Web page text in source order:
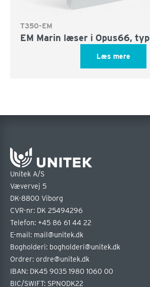
T350-EM
EM Marin læser i Opus66,
Læs mere
Unitek A/S
Vævervej 5
DK-8800 Viborg
CVR-nr: DK 25494296
Telefon: +45 86 61 44 22
E-mail: mail@unitek.dk
Bogholderi: bogholderi@unitek.dk
Ordrer: ordre@unitek.dk
IBAN: DK45 9035 1980 1060 00
BIC/SWIFT: SPNODK22